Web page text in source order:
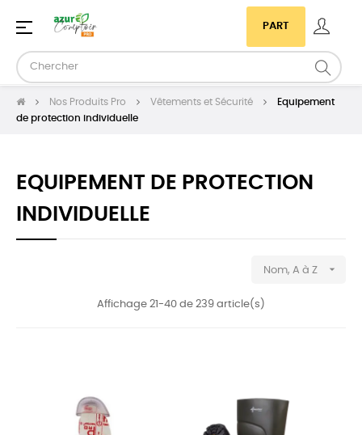
PART
Basculer
navigation
☰
Nos Produits Pro Vêtements et Sécurité
Equipement
de protection individuelle
EQUIPEMENT DE PROTECTION
INDIVIDUELLE
Nom, A à Z 
Affichage 21-40 de 239 article(s)